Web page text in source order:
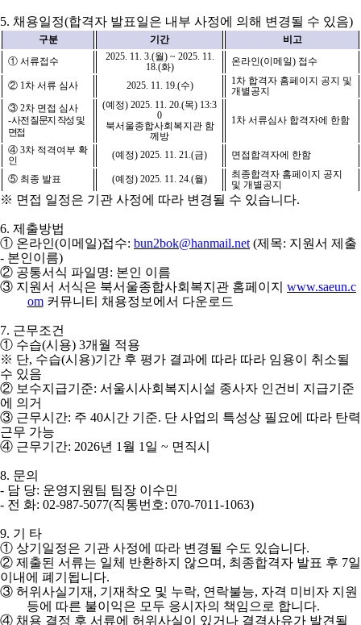
5. 채용일정(합격자 발표일은 내부 사정에 의해 변경될 수 있음)
구분 기간
비고
① 서류접수 2025. 11. 3.(월) ~ 2025. 11.
18.(화) 온라인(이메일) 접수
② 1차 서류 심사 2025. 11. 19.(수) 1차 합격자 홈페이지 공지 및
개별공지
③ 2차 면접 심사
-사전 질문지 작성 및
면접
(예정) 2025. 11. 20.(목) 13:3
0
북서울종합사회복지관 함
께방
1차 서류심사 합격자에 한함
④ 3차 적격여부 확
인
(예정) 2025. 11. 21.(금) 면접합격자에 한함
⑤ 최종 발표 (예정) 2025. 11. 24.(월)
최종합격자 홈페이지 공지
및 개별공지
※ 면접 일정은 기관 사정에 따라 변경될 수 있습니다.
6. 제출방법
① 온라인(이메일)접수: bun2bok@hanmail.net (제목: 지원서 제출
- 본인이름)
② 공통서식 파일명: 본인 이름
③ 지원서 서식은 북서울종합사회복지관 홈페이지 www.saeun.c
om 커뮤니티 채용정보에서 다운로드
7. 근무조건
① 수습(시용) 3개월 적용
※ 단, 수습(시용)기간 후 평가 결과에 따라 따라 임용이 취소될
수 있음
② 보수지급기준: 서울시사회복지시설 종사자 인건비 지급기준
에 의거
③ 근무시간: 주 40시간 기준. 단 사업의 특성상 필요에 따라 탄력
근무 가능
④ 근무기간: 2026년 1 월 1 일 ~ 면직시
8. 문의
- 담 당: 운영지원팀 팀장 이수민
- 전 화: 02-987-5077(직통번호: 070-7011-1063)
9. 기 타
① 상기일정은 기관 사정에 따라 변경될 수도 있습니다.
② 제출된 서류는 일체 반환하지 않으며 , 최종합격자 발표 후 7일
이내에 폐기됩니다.
③ 허위사실기재 , 기재착오 및 누락, 연락불능, 자격 미비자 지원
등에 따른 불이익은 모두 응시자의 책임으로 합니다.
④ 채용 결정 후 서류에 허위사실이 있거나 결격사유가 발견될